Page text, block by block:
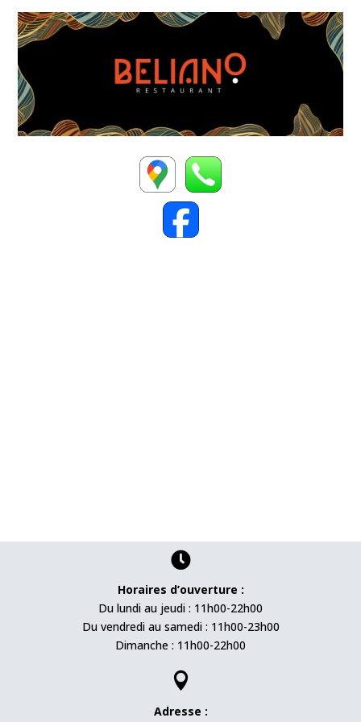

Horaires d’ouverture :
Du lundi au jeudi : 11h00-22h00
Du vendredi au samedi : 11h00-23h00
Dimanche : 11h00-22h00

Adresse :